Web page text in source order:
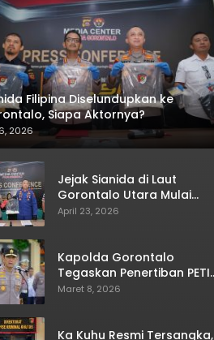
Filipina Diselundupkan ke
Siapa Aktornya?
2026
Jejak Sianida di Laut
Gorontalo Utara Mulai
Terkuak
April 23, 2026
Kapolda Gorontalo
Tegaskan Penertiban PETI
Terus Berjalan
Maret 8, 2026
Ka Kuhu Resmi Tersangka,